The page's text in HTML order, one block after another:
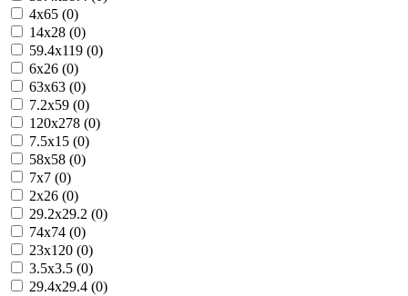
4x65 (0)
14x28 (0)
59.4x119 (0)
6x26 (0)
63x63 (0)
7.2x59 (0)
120x278 (0)
7.5x15 (0)
58x58 (0)
7x7 (0)
2x26 (0)
29.2x29.2 (0)
74x74 (0)
23x120 (0)
3.5x3.5 (0)
29.4x29.4 (0)